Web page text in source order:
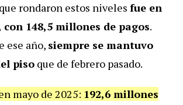
rondaron estos niveles fue en
con 148,5 millones de pagos.
ese año, siempre se mantuvo
piso que de febrero pasado.
mayo de 2025: 192,6 millones